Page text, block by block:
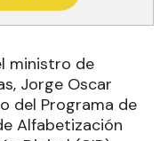
ministro de
Jorge Oscar
del Programa de
Alfabetización